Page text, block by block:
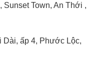
hình giữa các
Sunset Town, An Thới ,
Dài, ấp 4, Phước Lộc,